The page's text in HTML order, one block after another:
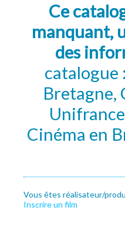
Ce
manquant,
des
catalogue
Bretagne,
Cinéma en
Vous êtes réalisateur/
Inscrire un film